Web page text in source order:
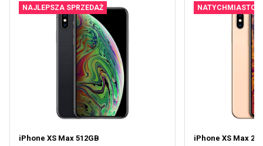
NAJLEPSZA SPRZEDAŻ
iPhone XS Max 512GB iPhone XS Max